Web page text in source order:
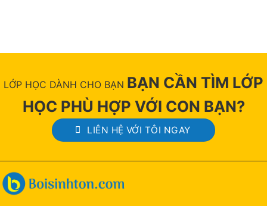
LỚP HỌC DÀNH CHO BẠN BẠN CẦN TÌM LỚP
HỌC PHÙ HỢP VỚI CON BẠN?
LIÊN HỆ VỚI TÔI NGAY